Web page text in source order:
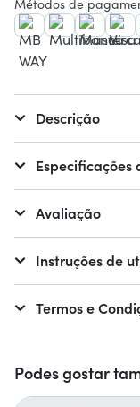
Podes gostar
Métodos de
Descrição
Especificações
Avaliação
Instruções de
Termos e